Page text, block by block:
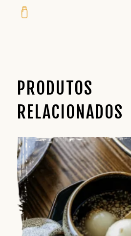
PRODUTOS
RELACIONADOS